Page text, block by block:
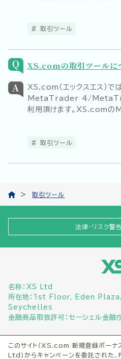
MT5は、最新OSへの最適
取引頂けるのが特長です。
取引ツール
XS.comの取引ツールに
XS.com（エックスエス）で
MetaTrader 4/
利用頂けます。XS.com
版、MacOS版、iOS版、
プリケーションをお選び頂け
取引ツール
取引ツール
法律・リスク警
名称：XS Ltd
所在地：1st Floor, Eden
Seychelles
金融商品取扱許可：セーシェル金
このサイト（XS.com 新規登録ボーナ
Ltd）からキャンペーンを委託され